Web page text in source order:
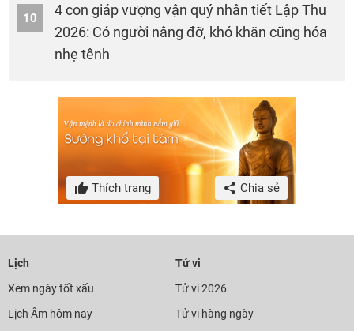
10
4 con giáp vượng vận quý nhân tiết Lập Thu
2026: Có người nâng đỡ, khó khăn cũng hóa
nhẹ tênh
Thích trang Chia sẻ
Lịch
Xem ngày tốt xấu
Lịch Âm hôm nay
Tử vi
Tử vi 2026
Tử vi hàng ngày